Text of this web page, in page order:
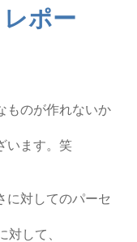
レポー
ものが作れないか
います。笑
に対してのパーセ
対して、